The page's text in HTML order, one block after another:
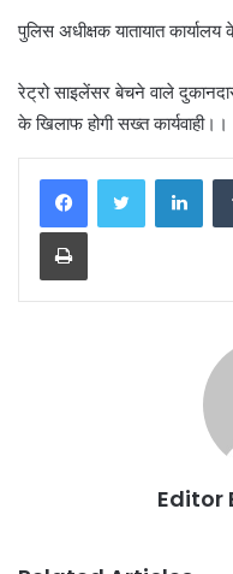
पुलिस अधीक्षक यातायात
रेट्रो साइलेंसर बेचने वाले
के खिलाफ होगी सख्त कार्यवाही।।
Print
Editor